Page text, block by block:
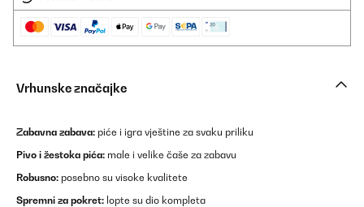
Vrhunske značajke
Zabavna zabava: piće i igra vještine za svaku priliku
Pivo i žestoka pića: male i velike čaše za zabavu
Robusno: posebno su visoke kvalitete
Spremni za pokret: lopte su dio kompleta